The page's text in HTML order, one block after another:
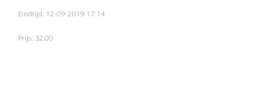
Eindtijd: 12-09-2019 17:14
Prijs: 32,00